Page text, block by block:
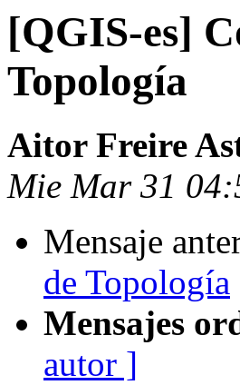
[QGIS-es]
Topología
Aitor Freire
Mie Mar 31
Mensaje
de Topología
Mensajes
autor ]